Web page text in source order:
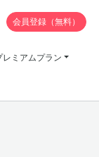
レミアムプラン
会員登録（無料）